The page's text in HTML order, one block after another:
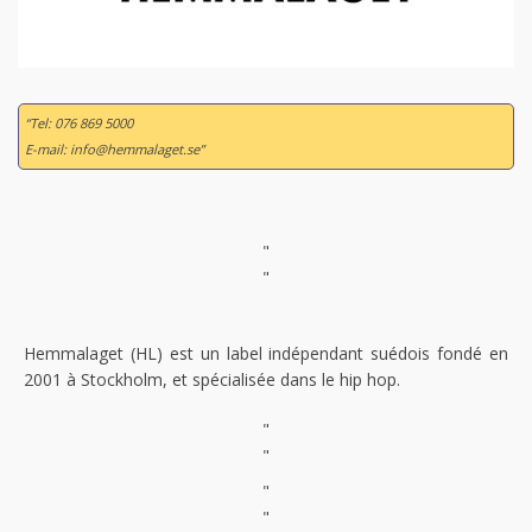
“Tel: 076 869 5000
E-mail: info@hemmalaget.se”
"
"
Hemmalaget (HL) est un label indépendant suédois fondé en
2001 à Stockholm, et spécialisée dans le hip hop.
"
"
"
"